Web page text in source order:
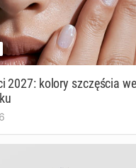
2027: kolory szczęścia